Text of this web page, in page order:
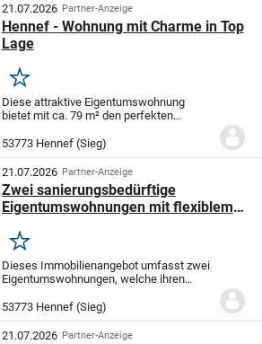
helle, freundliche Atmosphäre...
21.07.2026 Partner-Anzeige
Hennef - Wohnung mit Charme in Top
Lage
Merken
Diese attraktive Eigentumswohnung
bietet mit ca. 79 m² den perfekten
Immobilie ist ideal für alle, die nach einem
stilvollen und komfortablen Zuhause
suchen. Mit...
53773 Hennef (Sieg)
21.07.2026 Partner-Anzeige
Zwei sanierungsbedürftige
Eigentumswohnungen mit flexiblem
Oberauel!
Merken
Dieses Immobilienangebot umfasst zwei
Eigentumswohnungen, welche ihren
haben. Die Wohneinheiten erstrecken
sich über, WE 9 gesamtes Erdgeschoss,
WE 8 über 1....
53773 Hennef (Sieg)
21.07.2026 Partner-Anzeige